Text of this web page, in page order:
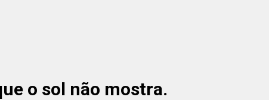
o sol não mostra.